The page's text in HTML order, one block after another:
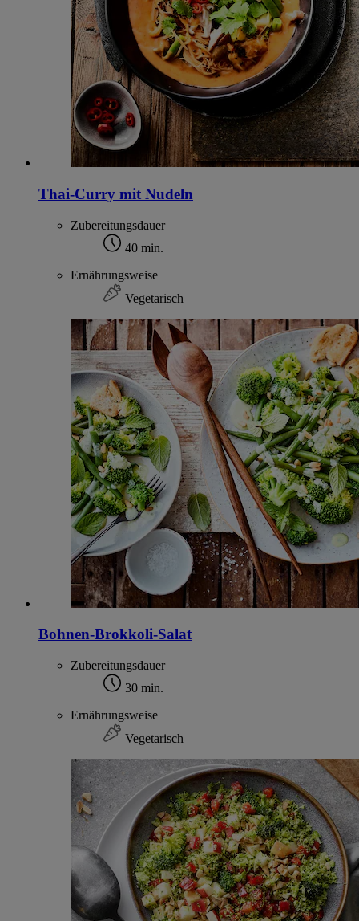
Thai-Curry mit Nudeln
Zubereitungsdauer
40 min.
Ernährungsweise
Vegetarisch
Bohnen-Brokkoli-Salat
Zubereitungsdauer
30 min.
Ernährungsweise
Vegetarisch